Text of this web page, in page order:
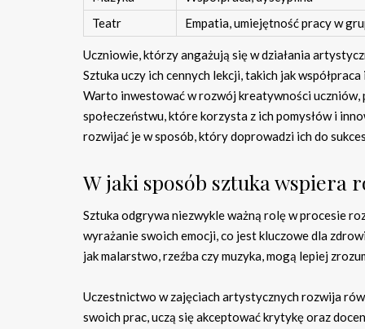
Teatr
Empatia, umiejętność pracy w
Uczniowie, którzy angażują się w działania
Sztuka uczy ich cennych lekcji, takich jak
Warto inwestować w rozwój kreatywności uczniów,
społeczeństwu, które korzysta z ich pomysłów i
rozwijać je w sposób, który doprowadzi ich do
W jaki sposób sztuka wspiera
Sztuka odgrywa niezwykle ważną rolę w procesie
wyrażanie swoich emocji, co jest kluczowe dla
jak malarstwo, rzeźba czy muzyka, mogą lepiej
Uczestnictwo w zajęciach artystycznych rozwija
swoich prac, uczą się akceptować krytykę oraz